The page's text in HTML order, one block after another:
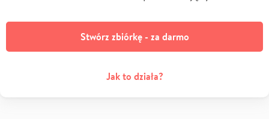
Stwórz zbiórkę - za darmo
Jak to działa?